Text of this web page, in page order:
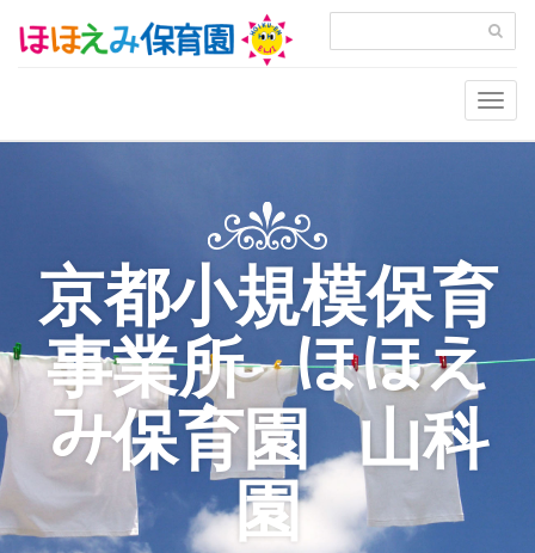
京都小規模保育
事業所 ほほえ
み保育園 山科
園